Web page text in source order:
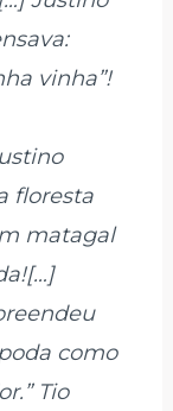
vinha”!
floresta
matagal
como
Tio